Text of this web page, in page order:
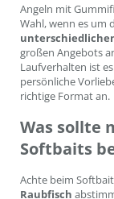
Angeln mit
Wahl, wenn es um
großen Angebots
Laufverhalten ist
persönliche
richtige Format an.
Was sollte
Softbaits
Achte beim
Raubfisch